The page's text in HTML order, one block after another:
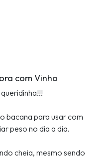
com Vinho
bacana para usar com
peso no dia a dia.
cheia, mesmo sendo